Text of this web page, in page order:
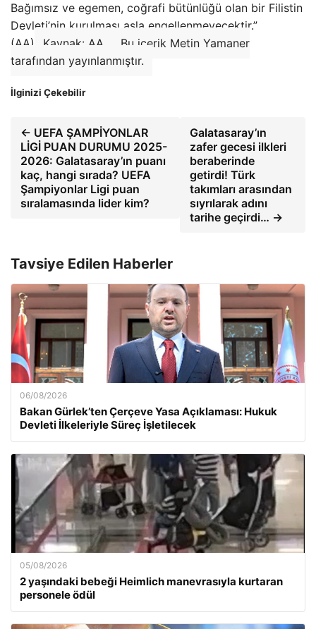
Bağımsız ve egemen, coğrafi bütünlüğü olan bir Filistin
Devleti’nin kurulması asla engellenmeyecektir.”
(AA)
Kaynak: AA
Bu içerik Metin Yamaner
tarafından yayınlanmıştır.
İlginizi Çekebilir
← UEFA ŞAMPİYONLAR
LİGİ PUAN DURUMU 2025-
2026: Galatasaray’ın puanı
kaç, hangi sırada? UEFA
Şampiyonlar Ligi puan
sıralamasında lider kim?
Galatasaray’ın
zafer gecesi ilkleri
beraberinde
getirdi! Türk
takımları arasından
sıyrılarak adını
tarihe geçirdi… →
Tavsiye Edilen Haberler
06/08/2026
Bakan Gürlek’ten Çerçeve Yasa Açıklaması: Hukuk
Devleti İlkeleriyle Süreç İşletilecek
05/08/2026
2 yaşındaki bebeği Heimlich manevrasıyla kurtaran
personele ödül